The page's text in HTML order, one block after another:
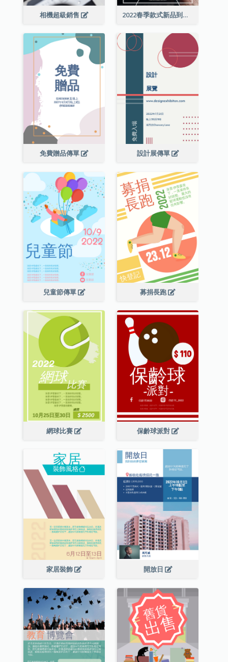
相機超級銷售 2022春季款式新品到店宣傳單張
免費贈品傳單 設計展傳單
兒童節傳單 募捐長跑
網球比賽 保齡球派對
家居裝飾 開放日